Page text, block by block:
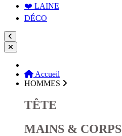
❤️ LAINE
DÉCO
Accueil
HOMMES
TÊTE
MAINS & CORPS